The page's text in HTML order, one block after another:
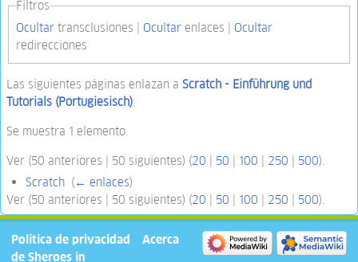
Filtros
Ocultar transclusiones | Ocultar enlaces | Ocultar
redirecciones
Las siguientes páginas enlazan a Scratch - Einführung und
Tutorials (Portugiesisch):
Se muestra 1 elemento.
Ver (50 anteriores | 50 siguientes) (20 50 100 250 500).
Scratch (← enlaces)
Ver (50 anteriores | 50 siguientes) (20 | 50 | 100 | 250 | 500).
Política de privacidad
Acerca
de Sheroes in